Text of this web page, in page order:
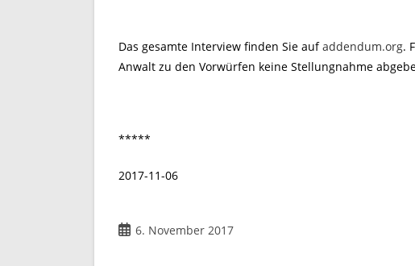
Das gesamte Interview finden Sie aufaddendum.org.
Anwalt zu den Vorwürfen keine Stellungnahme
*****
2017-11-06
Beitrag
6. November 2017